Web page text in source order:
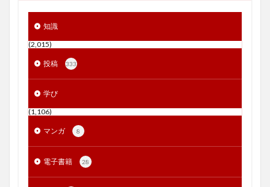
知識
(2,015)
投稿 333
学び
(1,106)
マンガ 8
電子書籍 28